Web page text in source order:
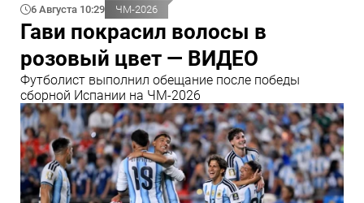
6 Августа 10:29 ЧМ-2026
Гави покрасил волосы в
розовый цвет — ВИДЕО
Футболист выполнил обещание после победы
сборной Испании на ЧМ-2026